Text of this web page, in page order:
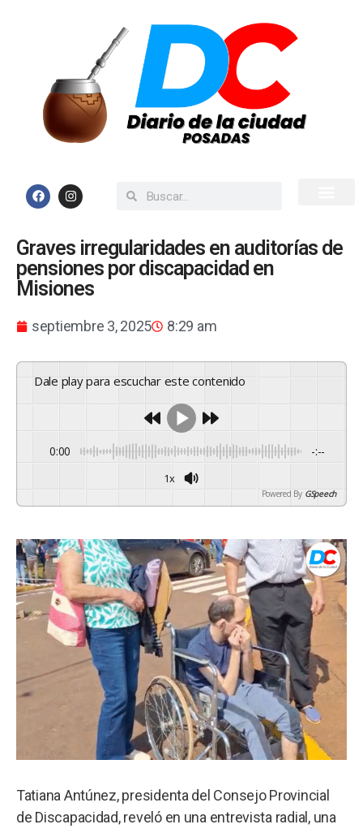
Graves irregularidades en auditorías de
pensiones por discapacidad en
Misiones
septiembre 3, 2025 8:29 am
Dale play para escuchar este contenido
0:00 -:--
1x
Powered By GSpeech
Tatiana Antúnez, presidenta del Consejo Provincial
de Discapacidad, reveló en una entrevista radial, una